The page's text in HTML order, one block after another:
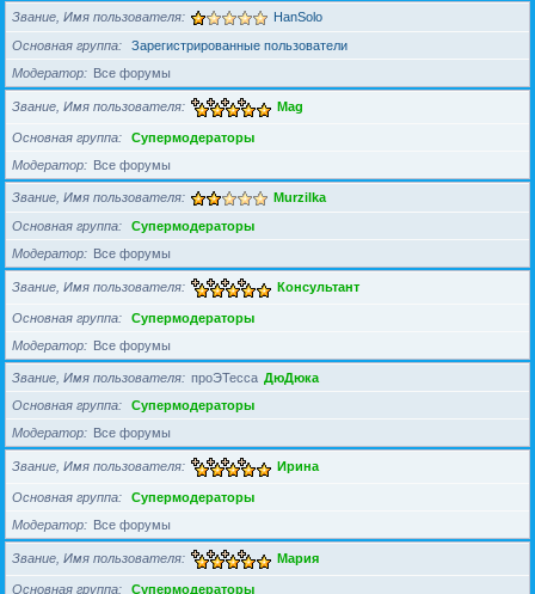
Звание, Имя пользователя HanSolo
Основная группа
Зарегистрированные пользователи
Модератор
Все форумы
Звание, Имя пользователя Mag
Основная группа
Супермодераторы
Модератор
Все форумы
Звание, Имя пользователя Murzilka
Основная группа
Супермодераторы
Модератор
Все форумы
Звание, Имя пользователя Консультант
Основная группа
Супермодераторы
Модератор
Все форумы
Звание, Имя пользователя проЭТесса ДюДюка
Основная группа
Супермодераторы
Модератор
Все форумы
Звание, Имя пользователя Ирина
Основная группа
Супермодераторы
Модератор
Все форумы
Звание, Имя пользователя Мария
Основная группа Супермодераторы